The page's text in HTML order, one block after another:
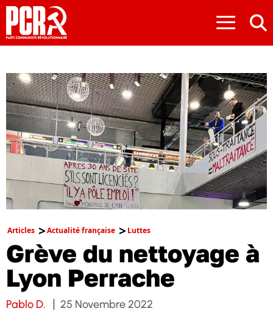
≡
Articles Actualité française Luttes
Grève du nettoyage à
Lyon Perrache
Pablo D. 25 Novembre 2022